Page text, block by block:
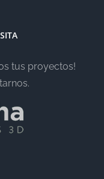
tus proyectos!